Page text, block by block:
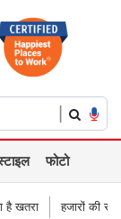
|
फोटो
नागपुर-हैदराबाद